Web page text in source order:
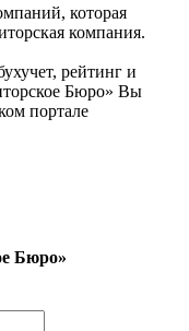
которая
компания.
рейтинг и
Бюро» Вы
портале
Бюро»